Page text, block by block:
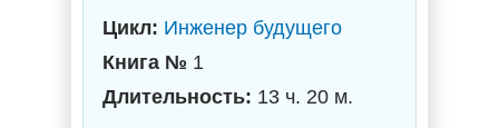
Цикл: Инженер будущего
Книга № 1
Длительность: 13 ч. 20 м.